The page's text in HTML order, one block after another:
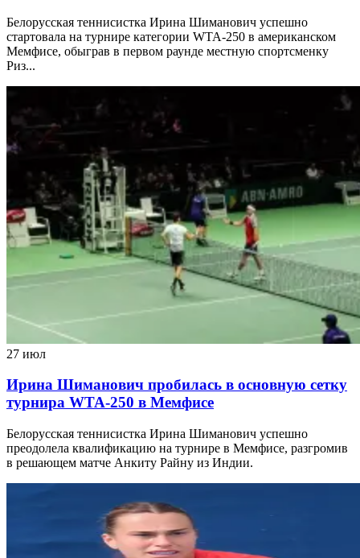
Белорусская теннисистка Ирина Шиманович успешно
стартовала на турнире категории WTA-250 в американском
Мемфисе, обыграв в первом раунде местную спортсменку
Риз...
27 июл
Ирина Шиманович пробилась в основную сетку
турнира WTA-250 в Мемфисе
Белорусская теннисистка Ирина Шиманович успешно
преодолела квалификацию на турнире в Мемфисе, разгромив
в решающем матче Анкиту Райну из Индии.